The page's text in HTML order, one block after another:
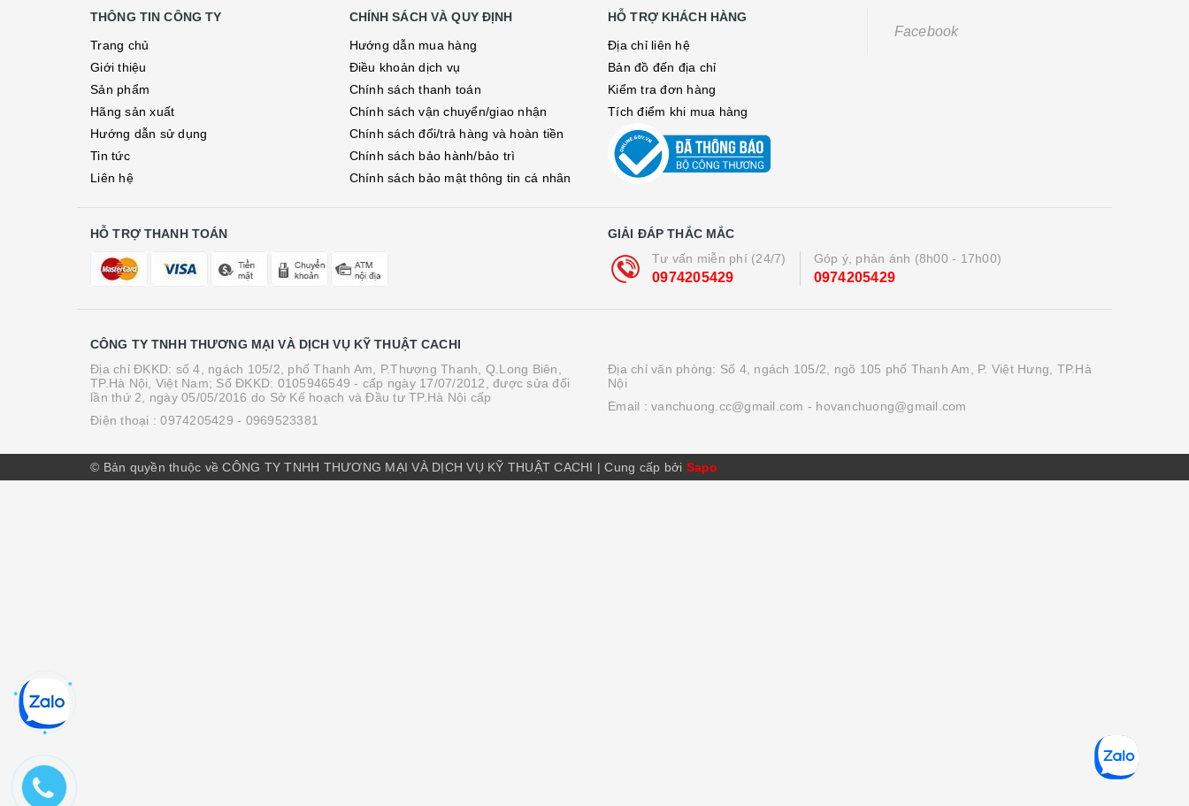
THÔNG TIN CÔNG TY
Trang chủ
Giới thiệu
Sản phẩm
Hãng sản xuất
Hướng dẫn sử dụng
Tin tức
Liên hệ
CHÍNH SÁCH VÀ QUY ĐỊNH
Hướng dẫn mua hàng
Điều khoản dịch vụ
Chính sách thanh toán
Chính sách vận chuyển/giao nhận
Chính sách đổi/trả hàng và hoàn tiền
Chính sách bảo hành/bảo trì
Chính sách bảo mật thông tin cá nhân
HỖ TRỢ KHÁCH HÀNG
Địa chỉ liên hệ
Bản đồ đến địa chỉ
Kiểm tra đơn hàng
Tích điểm khi mua hàng
Facebook
HỖ TRỢ THANH TOÁN
GIẢI ĐÁP THẮC MẮC
Tư vấn miễn phí (24/7)
0974205429
Góp ý, phản ánh (8h00 - 17h00)
0974205429
CÔNG TY TNHH THƯƠNG MẠI VÀ DỊCH VỤ KỸ THUẬT CACHI
Địa chỉ ĐKKD: số 4, ngách 105/2, phố Thanh Am, P.Thượng Thanh, Q.Long Biên,
TP.Hà Nội, Việt Nam; Số ĐKKD: 0105946549 - cấp ngày 17/07/2012, được sửa đổi
lần thứ 2, ngày 05/05/2016 do Sở Kế hoạch và Đầu tư TP.Hà Nội cấp
Điện thoại :0974205429 - 0969523381
Địa chỉ văn phòng: Số 4, ngách 105/2, ngõ 105 phố Thanh Am, P. Việt Hưng, TP.Hà
Nội
Email : vanchuong.cc@gmail.com - hovanchuong@gmail.com
© Bản quyền thuộc về CÔNG TY TNHH THƯƠNG MẠI VÀ DỊCH VỤ KỸ THUẬT CACHI |Cung cấp bởi Sapo